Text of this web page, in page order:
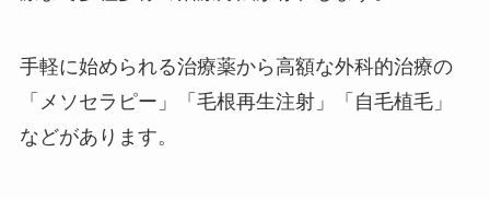
手軽に始められる治療薬から高額な外科的治療の
「メソセラピー」「毛根再生注射」「自毛植毛」
などがあります。